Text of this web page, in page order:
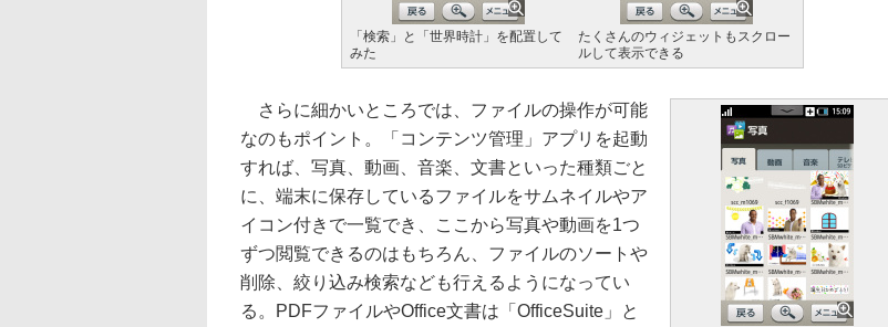
「検索」と「世界時計」を配置して
みた
たくさんのウィジェットもスクロー
ルして表示できる
さらに細かいところでは、ファイルの操作が可能
なのもポイント。「コンテンツ管理」アプリを起動
すれば、写真、動画、音楽、文書といった種類ごと
に、端末に保存しているファイルをサムネイルやア
イコン付きで一覧でき、ここから写真や動画を1つ
ずつ閲覧できるのはもちろん、ファイルのソートや
削除、絞り込み検索なども行えるようになってい
る。PDFファイルやOffice文書は「OfficeSuite」と